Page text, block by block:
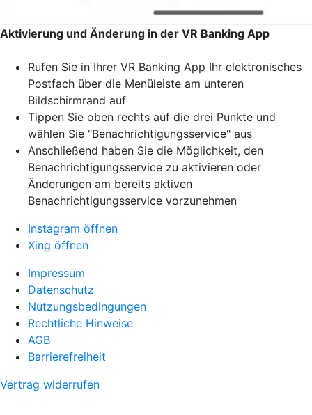
Aktivierung und Änderung in der VR Banking App
Rufen Sie in Ihrer VR Banking App Ihr elektronisches
Postfach über die Menüleiste am unteren
Bildschirmrand auf
Tippen Sie oben rechts auf die drei Punkte und
wählen Sie "Benachrichtigungsservice" aus
Anschließend haben Sie die Möglichkeit, den
Benachrichtigungsservice zu aktivieren oder
Änderungen am bereits aktiven
Benachrichtigungsservice vorzunehmen
Instagram öffnen
Xing öffnen
Impressum
Datenschutz
Nutzungsbedingungen
Rechtliche Hinweise
AGB
Barrierefreiheit
Vertrag widerrufen